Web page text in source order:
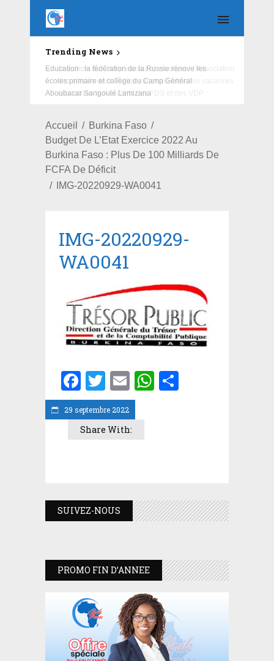
Trending News
Education : la fédération de la Russie rénove les
écoles primaire et collège du Camp Général
Aboubacar Sangoulé Lamizana
Accueil
Burkina Faso
Budget De L’Etat Exercice 2022 Au
Burkina Faso : Plus De 100 Milliards De
FCFA De Déficit
IMG-20220929-WA0041
29 septembre 2022
IMG-20220929-
WA0041
Facebook
Twitter
EmailWhatsApp
Share With:
SUIVEZ-NOUS
PROMO FIN D’ANNEE